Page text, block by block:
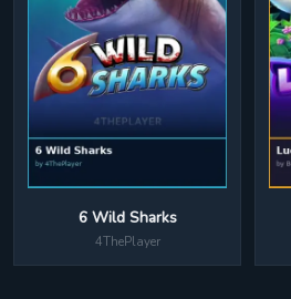
6 Wild Sharks
4ThePlayer